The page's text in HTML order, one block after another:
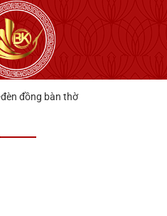
đèn đồng bàn thờ